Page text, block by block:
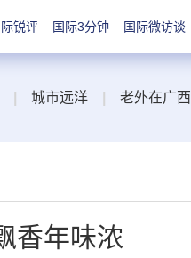
锐评 国际3分钟 国际微访谈
城市远洋 老外在广西
香年味浓